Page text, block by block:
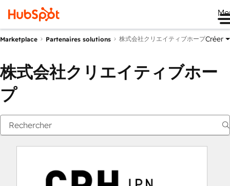
Marketplace Partenaires solutions 株式会社クリエイティブホープCréer
株式会社クリエイティブホー
プ